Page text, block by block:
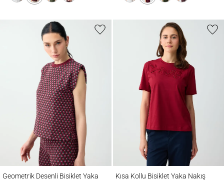
Geometrik Desenli Bisiklet Yaka
Kısa Kollu Bisiklet Yaka Nakış